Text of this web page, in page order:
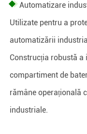
Automatizare
Utilizate pentru a
automatizării
Construcția robustă
compartiment de
rămâne operațională
industriale.